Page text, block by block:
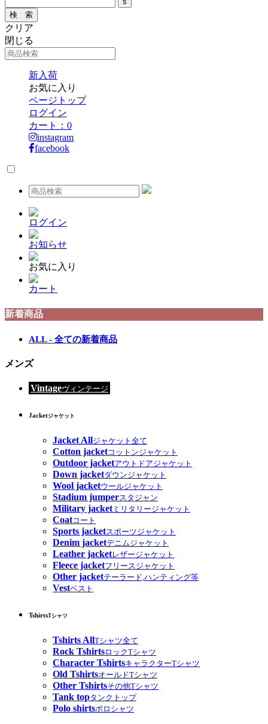
クリア
閉じる
新入荷
お気に入り
ページトップ
ログイン
カート： 0
instagram
facebook
ログイン
お知らせ
お気に入り
カート
新着商品
ALL - 全ての新着商品
メンズ
Vintageヴィンテージ
Jacketジャケット
Jacket Allジャケット全て
Cotton jacketコットンジャケット
Outdoor jacketアウトドアジャケット
Down jacketダウンジャケット
Wool jacketウールジャケット
Stadium jumperスタジャン
Military jacketミリタリージャケット
Coatコート
Sports jacketスポーツジャケット
Denim jacketデニムジャケット
Leather jacketレザージャケット
Fleece jacketフリースジャケット
Other jacketテーラード,ハンティング等
Vestベスト
TshirtsTシャツ
Tshirts AllTシャツ全て
Rock TshirtsロックTシャツ
Character TshirtsキャラクターTシャツ
Old TshirtsオールドTシャツ
Other Tshirtsその他Tシャツ
Tank topタンクトップ
Polo shirtsポロシャツ